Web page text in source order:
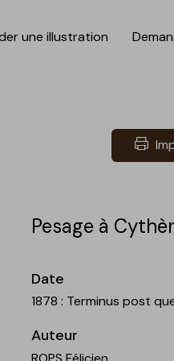
une illustration
Pesage à
Date
1878 : Terminus post
Auteur